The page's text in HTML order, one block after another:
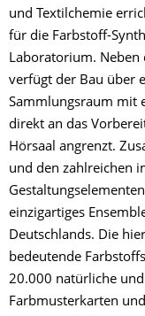
und Textilchemie
für die Farbstoff-
Laboratorium.
verfügt der Bau über
Sammlungsraum mit
direkt an das
Hörsaal angrenzt.
und den zahlreichen
einzigartiges
Deutschlands. Die
bedeutende
20.000 natürliche
Farbmusterkarten